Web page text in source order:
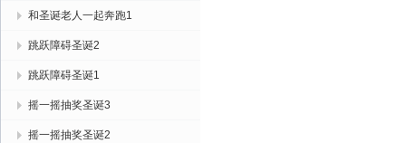
和圣诞老人一起奔跑1
跳跃障碍圣诞2
跳跃障碍圣诞1
摇一摇抽奖圣诞3
摇一摇抽奖圣诞2